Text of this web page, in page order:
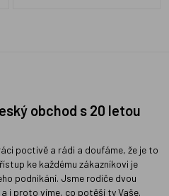
obchod s 20 letou
poctivě a rádi a doufáme, že je to
ke každému zákazníkovi je
podnikání. Jsme rodiče dvou
i proto víme, co potěší ty Vaše.